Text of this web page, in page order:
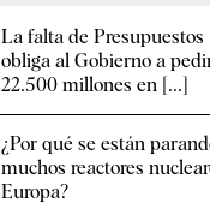
La falta de Presupuestos
obliga al Gobierno a
22.500 millones en [...]
¿Por qué se están
muchos reactores
Europa?